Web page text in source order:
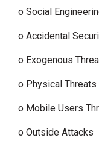
o Social
o Accidental
o Exogenous
o Physical Threats
o Mobile Users
o Outside Attacks